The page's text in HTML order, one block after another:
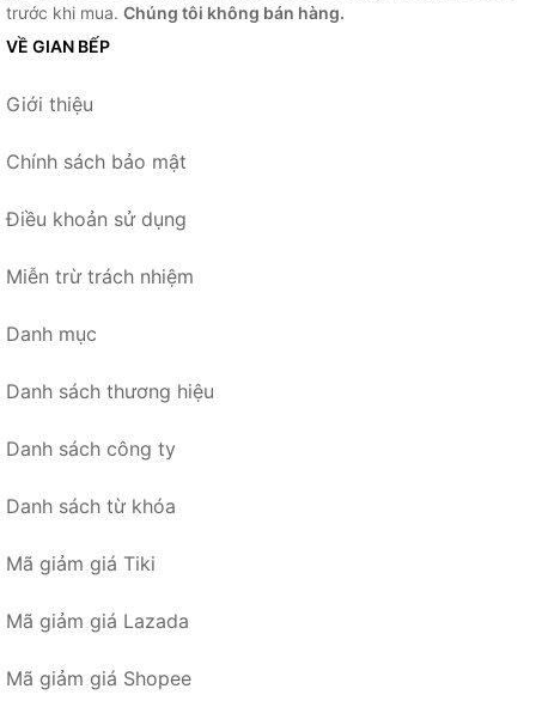
trước khi mua. Chúng tôi không bán hàng.
VỀ GIAN BẾP
Giới thiệu
Chính sách bảo mật
Điều khoản sử dụng
Miễn trừ trách nhiệm
Danh mục
Danh sách thương hiệu
Danh sách công ty
Danh sách từ khóa
Mã giảm giá Tiki
Mã giảm giá Lazada
Mã giảm giá Shopee